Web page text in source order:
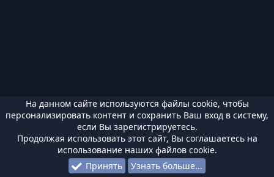
На данном сайте используются файлы cookie, чтобы
персонализировать контент и сохранить Ваш вход в систему,
если Вы зарегистрируетесь.
Продолжая использовать этот сайт, Вы соглашаетесь на
использование наших файлов cookie.
Принять
Узнать больше...